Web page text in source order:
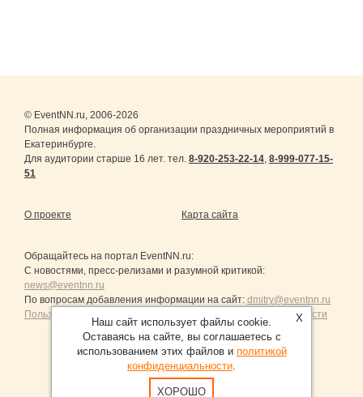
© EventNN.ru, 2006-2026
Полная информация об организации праздничных мероприятий в
Екатеринбурге.
Для аудитории старше 16 лет. тел. 8-920-253-22-14, 8-999-077-15-
51
О проекте Карта сайта
Обращайтесь на портал EventNN.ru:
С новостями, пресс-релизами и разумной критикой:
news@eventnn.ru
По вопросам добавления информации на сайт: dmitry@eventnn.ru
Пользовательское Соглашение и политика конфиденциальности
Продвижение сайтов Санкт-Петербург
X
Наш сайт использует файлы cookie.
Оставаясь на сайте, вы соглашаетесь с
использованием этих файлов и политикой
конфиденциальности.
ХОРОШО